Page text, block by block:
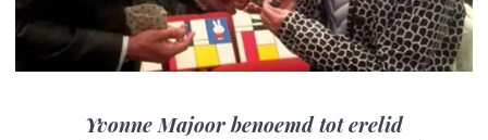
Yvonne Majoor benoemd tot erelid